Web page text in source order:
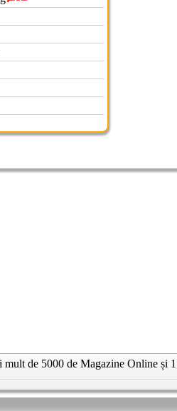
mult de 5000 de Magazine Online și